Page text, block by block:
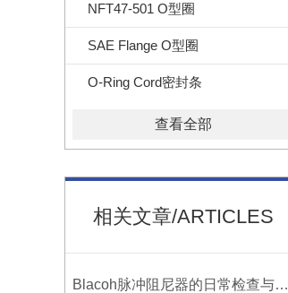
NFT47-501 O型圈
SAE Flange O型圈
O-Ring Cord密封条
查看全部
相关文章/ARTICLES
Blacoh脉冲阻尼器的日常检查与预防性维护清单